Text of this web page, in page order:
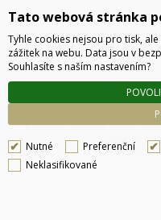
Technické řešení © 2026
Podle zákona o evidenci tržeb je
je povinen zaevidovat přijatou
výpadku
Tato webová stránka
Tyhle cookies nejsou pro tisk,
zážitek na webu. Data jsou v
Souhlasíte s naším nastavením?
Nutné Preferenční
Neklasifikované